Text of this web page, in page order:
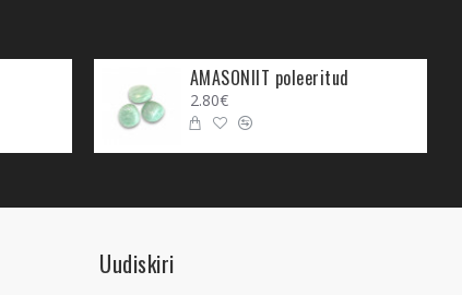
AMASONIIT poleeritud
2.80€
Uudiskiri